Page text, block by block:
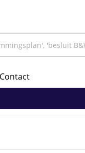
Contact